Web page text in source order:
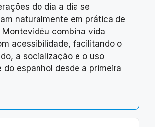
do dia a dia se
naturalmente em prática de
Montevidéu combina vida
acessibilidade, facilitando o
a socialização e o uso
do espanhol desde a primeira